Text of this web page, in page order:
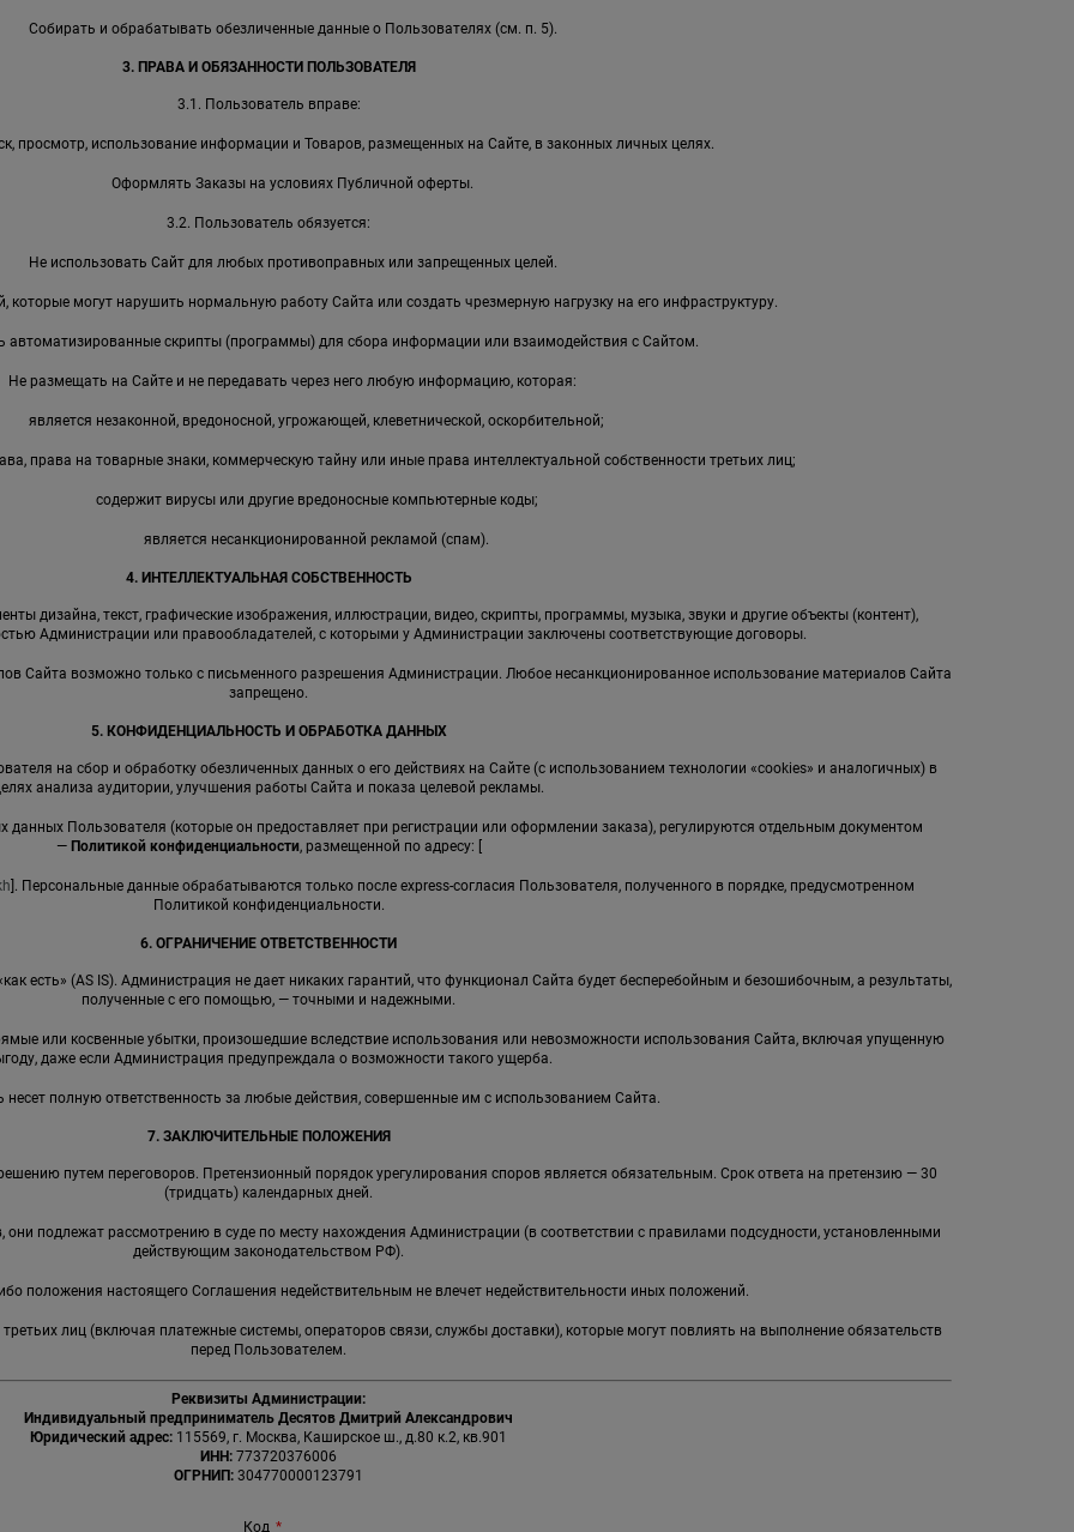
Собирать и обрабатывать обезличенные данные о Пользователях (см. п. 5).
3. ПРАВА И ОБЯЗАННОСТИ ПОЛЬЗОВАТЕЛЯ
3.1. Пользователь вправе:
просмотр, использование информации и Товаров, размещенных на Сайте, в законных личных целях.
Оформлять Заказы на условиях Публичной оферты.
3.2. Пользователь обязуется:
Не использовать Сайт для любых противоправных или запрещенных целей.
которые могут нарушить нормальную работу Сайта или создать чрезмерную нагрузку на его инфраструктуру.
автоматизированные скрипты (программы) для сбора информации или взаимодействия с Сайтом.
Не размещать на Сайте и не передавать через него любую информацию, которая:
является незаконной, вредоносной, угрожающей, клеветнической, оскорбительной;
права на товарные знаки, коммерческую тайну или иные права интеллектуальной собственности третьих лиц;
содержит вирусы или другие вредоносные компьютерные коды;
является несанкционированной рекламой (спам).
4. ИНТЕЛЛЕКТУАЛЬНАЯ СОБСТВЕННОСТЬ
дизайна, текст, графические изображения, иллюстрации, видео, скрипты, программы, музыка, звуки и другие объекты (контент),
Администрации или правообладателей, с которыми у Администрации заключены соответствующие договоры.
Сайта возможно только с письменного разрешения Администрации. Любое несанкционированное использование материалов Сайта
запрещено.
5. КОНФИДЕНЦИАЛЬНОСТЬ И ОБРАБОТКА ДАННЫХ
на сбор и обработку обезличенных данных о его действиях на Сайте (с использованием технологии «cookies» и аналогичных) в
анализа аудитории, улучшения работы Сайта и показа целевой рекламы.
данных Пользователя (которые он предоставляет при регистрации или оформлении заказа), регулируются отдельным документом
— Политикой конфиденциальности, размещенной по адресу: [
]. Персональные данные обрабатываются только после express-согласия Пользователя, полученного в порядке, предусмотренном
Политикой конфиденциальности.
6. ОГРАНИЧЕНИЕ ОТВЕТСТВЕННОСТИ
есть» (AS IS). Администрация не дает никаких гарантий, что функционал Сайта будет бесперебойным и безошибочным, а результаты,
полученные с его помощью, — точными и надежными.
или косвенные убытки, произошедшие вследствие использования или невозможности использования Сайта, включая упущенную
даже если Администрация предупреждала о возможности такого ущерба.
несет полную ответственность за любые действия, совершенные им с использованием Сайта.
7. ЗАКЛЮЧИТЕЛЬНЫЕ ПОЛОЖЕНИЯ
путем переговоров. Претензионный порядок урегулирования споров является обязательным. Срок ответа на претензию — 30
(тридцать) календарных дней.
они подлежат рассмотрению в суде по месту нахождения Администрации (в соответствии с правилами подсудности, установленными
действующим законодательством РФ).
положения настоящего Соглашения недействительным не влечет недействительности иных положений.
лиц (включая платежные системы, операторов связи, службы доставки), которые могут повлиять на выполнение обязательств
перед Пользователем.
Реквизиты Администрации:
Индивидуальный предприниматель Десятов Дмитрий Александрович
Юридический адрес: 115569, г. Москва, Каширское ш., д.80 к.2, кв.901
ИНН: 773720376006
ОГРНИП: 304770000123791
Код